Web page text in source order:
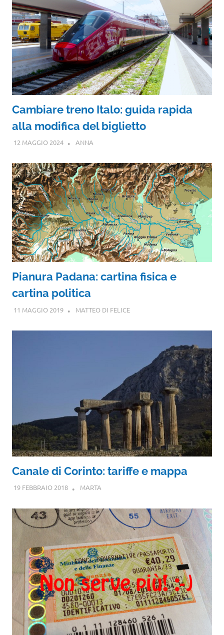
Cambiare treno Italo: guida rapida
alla modifica del biglietto
12 MAGGIO 2024 ANNA
Pianura Padana: cartina fisica e
cartina politica
11 MAGGIO 2019 MATTEO DI FELICE
Canale di Corinto: tariffe e mappa
19 FEBBRAIO 2018 MARTA